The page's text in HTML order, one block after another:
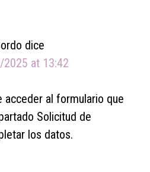
dice
at 13:42
acceder al formulario que
Solicitud de
los datos.